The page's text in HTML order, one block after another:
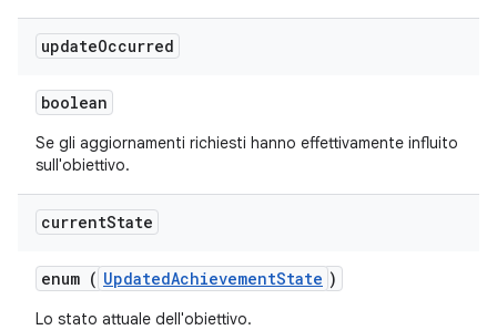
updateOccurred
boolean
Se gli aggiornamenti richiesti hanno effettivamente influito
sull'obiettivo.
currentState
enum ( UpdatedAchievementState )
Lo stato attuale dell'obiettivo.